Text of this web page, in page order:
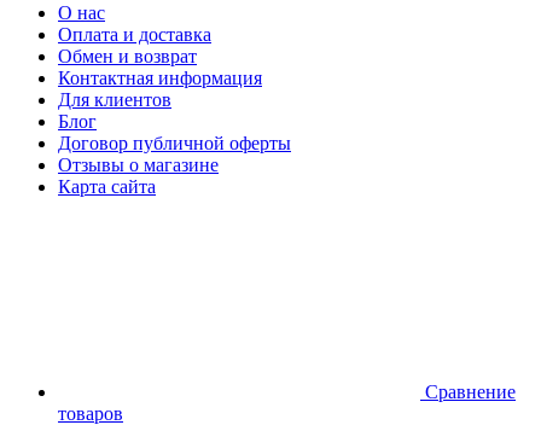
О нас
Оплата и доставка
Обмен и возврат
Контактная информация
Для клиентов
Блог
Договор публичной оферты
Отзывы о магазине
Карта сайта
Сравнение
товаров